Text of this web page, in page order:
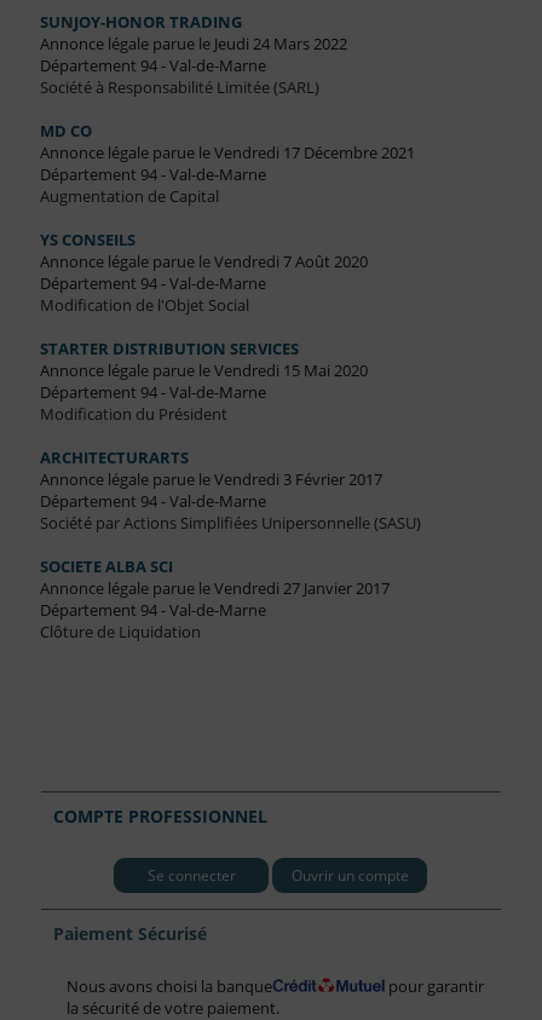
SUNJOY-HONOR TRADING
Annonce légale parue le Jeudi 24 Mars 2022
Département 94 - Val-de-Marne
Société à Responsabilité Limitée (SARL)
MD CO
Annonce légale parue le Vendredi 17 Décembre 2021
Département 94 - Val-de-Marne
Augmentation de Capital
YS CONSEILS
Annonce légale parue le Vendredi 7 Août 2020
Département 94 - Val-de-Marne
Modification de l'Objet Social
STARTER DISTRIBUTION SERVICES
Annonce légale parue le Vendredi 15 Mai 2020
Département 94 - Val-de-Marne
Modification du Président
ARCHITECTURARTS
Annonce légale parue le Vendredi 3 Février 2017
Département 94 - Val-de-Marne
Société par Actions Simplifiées Unipersonnelle (SASU)
SOCIETE ALBA SCI
Annonce légale parue le Vendredi 27 Janvier 2017
Département 94 - Val-de-Marne
Clôture de Liquidation
COMPTE PROFESSIONNEL
Se connecter Ouvrir un compte
Paiement Sécurisé
Nous avons choisi la banque
pour garantir
la sécurité de votre paiement.